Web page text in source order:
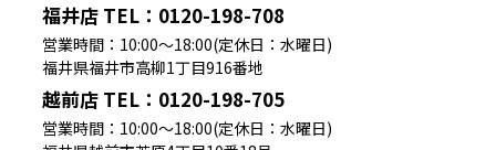
福井店 TEL：0120-198-708
営業時間：10:00～18:00(定休日：水曜日)
福井県福井市高柳1丁目916番地
越前店 TEL：0120-198-705
営業時間：10:00～18:00(定休日：水曜日)